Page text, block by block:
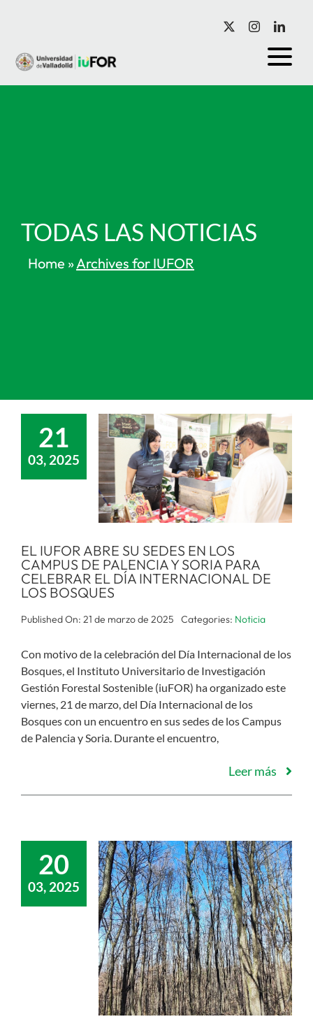
contenido
TODAS LAS NOTICIAS
Home »Archives for IUFOR
21
03, 2025
EL IUFOR ABRE SU SEDES EN LOS
CAMPUS DE PALENCIA Y SORIA PARA
CELEBRAR EL DÍA INTERNACIONAL DE
LOS BOSQUES
Published On: 21 de marzo de 2025 Categories: Noticia
Con motivo de la celebración del Día Internacional de los
Bosques, el Instituto Universitario de Investigación
Gestión Forestal Sostenible (iuFOR) ha organizado este
viernes, 21 de marzo, del Día Internacional de los
Bosques con un encuentro en sus sedes de los Campus
de Palencia y Soria. Durante el encuentro,
Leer más
20
03, 2025